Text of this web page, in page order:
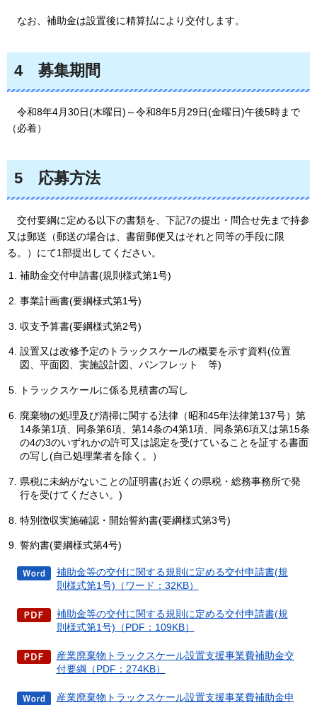
なお、補助金は設置後に精算払により交付します。
4 募集期間
令和8年4月30日(木曜日)～令和8年5月29日(金曜日)午後5時まで
（必着）
5 応募方法
交付要綱に定める以下の書類を、下記7の提出・問合せ先まで持参
又は郵送（郵送の場合は、書留郵便又はそれと同等の手段に限
る。）にて1部提出してください。
補助金交付申請書(規則様式第1号)
事業計画書(要綱様式第1号)
収支予算書(要綱様式第2号)
設置又は改修予定のトラックスケールの概要を示す資料(位置
図、平面図、実施設計図、パンフレット
等)
トラックスケールに係る見積書の写し
廃棄物の処理及び清掃に関する法律（昭和45年法律第137号）第
14条第1項、同条第6項、第14条の4第1項、同条第6項又は第15条
の4の3のいずれかの許可又は認定を受けていることを証する書面
の写し(自己処理業者を除く。）
県税に未納がないことの証明書(お近くの県税・総務事務所で発
行を受けてください。)
特別徴収実施確認・開始誓約書(要綱様式第3号)
誓約書(要綱様式第4号)
補助金等の交付に関する規則に定める交付申請書(規
則様式第1号)（ワード：32KB）
補助金等の交付に関する規則に定める交付申請書(規
則様式第1号)（PDF：109KB）
産業廃棄物トラックスケール設置支援事業費補助金交
付要綱（PDF：274KB）
産業廃棄物トラックスケール設置支援事業費補助金申